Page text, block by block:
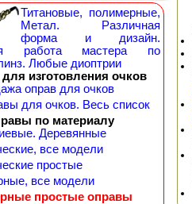
Титановые, полимерные,
Метал. Различная
форма и дизайн.
работа мастера по
Любые диоптрии
изготовления очков
оправ для очков
для очков. Весь список
по материалу
Деревянные
все модели
простые
все модели
простые оправы